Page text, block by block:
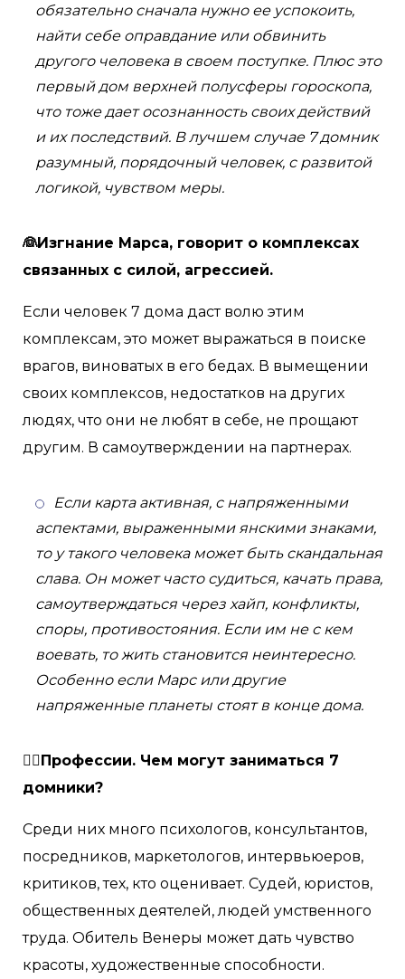
обязательно сначала нужно ее успокоить,
найти себе оправдание или обвинить
другого человека в своем поступке. Плюс это
первый дом верхней полусферы гороскопа,
что тоже дает осознанность своих действий
и их последствий. В лучшем случае 7 домник
разумный, порядочный человек, с развитой
логикой, чувством меры.
👰Изгнание Марса, говорит о комплексах
связанных с силой, агрессией.
Если человек 7 дома даст волю этим
комплексам, это может выражаться в поиске
врагов, виноватых в его бедах. В вымещении
своих комплексов, недостатков на других
людях, что они не любят в себе, не прощают
другим. В самоутверждении на партнерах.
Если карта активная, с напряженными
аспектами, выраженными янскими знаками,
то у такого человека может быть скандальная
слава. Он может часто судиться, качать права,
самоутверждаться через хайп, конфликты,
споры, противостояния. Если им не с кем
воевать, то жить становится неинтересно.
Особенно если Марс или другие
напряженные планеты стоят в конце дома.
👷‍♀Профессии. Чем могут заниматься 7
домники?
Среди них много психологов, консультантов,
посредников, маркетологов, интервьюеров,
критиков, тех, кто оценивает. Судей, юристов,
общественных деятелей, людей умственного
труда. Обитель Венеры может дать чувство
красоты, художественные способности.